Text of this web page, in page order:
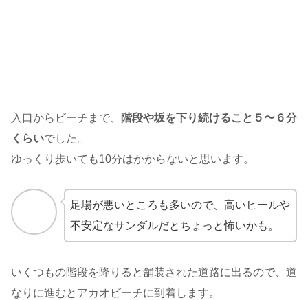
入口からビーチまで、
階段や坂を下り続けること５〜６分
くらいでした。
ゆっくり歩いても10分はかからないと思います。
足場が悪いところも多いので、高いヒールや
不安定なサンダルだとちょっと怖いかも。
いくつもの階段を降りると舗装された道路に出るので、道
なりに進むとアカオビーチに到着します。